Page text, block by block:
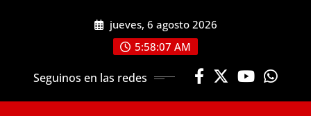
jueves, 6 agosto 2026
5:58:08 AM
Seguinos en las redes